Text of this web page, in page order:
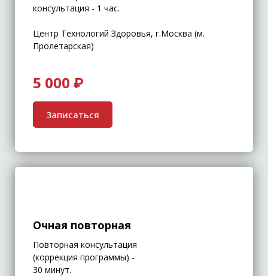
консультация - 1 час.
Центр Технологий Здоровья, г.Москва (м.
Пролетарская)
5 000 ₽
Записаться
Очная повторная
Повторная консультация
(коррекция программы) -
30 минут.